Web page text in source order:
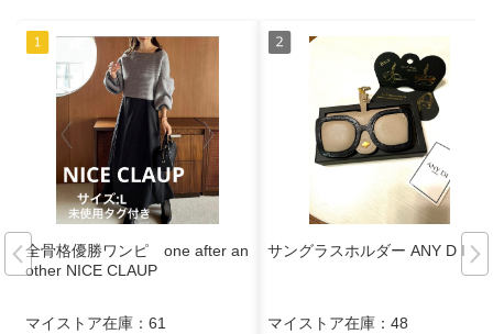
全骨格優勝ワンピ one after an
other NICE CLAUP
マイストア在庫： 61
サングラスホルダー ANY D I
マイストア在庫： 48